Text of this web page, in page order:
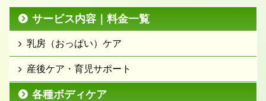
サービス内容｜料金一覧
乳房（おっぱい）ケア
産後ケア・育児サポート
各種ボディケア